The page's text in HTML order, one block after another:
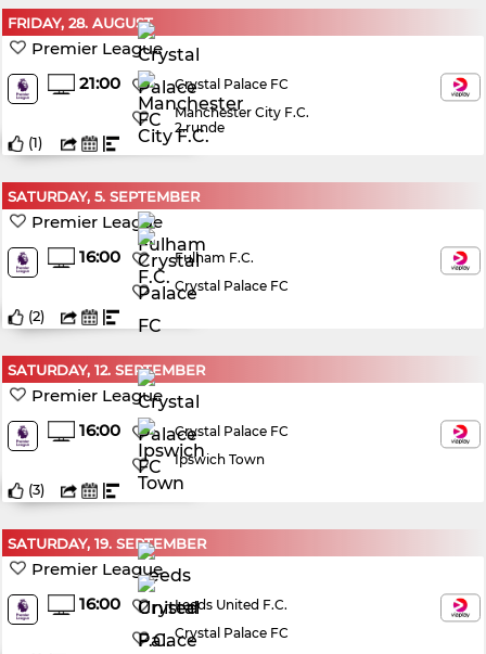
FRIDAY, 28. AUGUST
Premier League
21:00
Crystal Palace FC
Manchester City F.C.
2.runde
(1)
SATURDAY, 5. SEPTEMBER
Premier League
16:00
Fulham F.C.
Crystal Palace FC
(2)
SATURDAY, 12. SEPTEMBER
Premier League
16:00
Crystal Palace FC
Ipswich Town
(3)
SATURDAY, 19. SEPTEMBER
Premier League
16:00
Leeds United F.C.
Crystal Palace FC